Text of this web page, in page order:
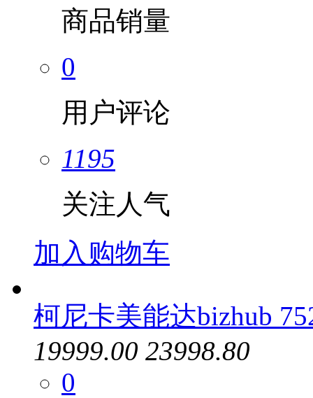
商品销量
0
用户评论
1195
关注人气
加入购物车
柯尼卡美能达bizhub
19999.00 23998.80
0